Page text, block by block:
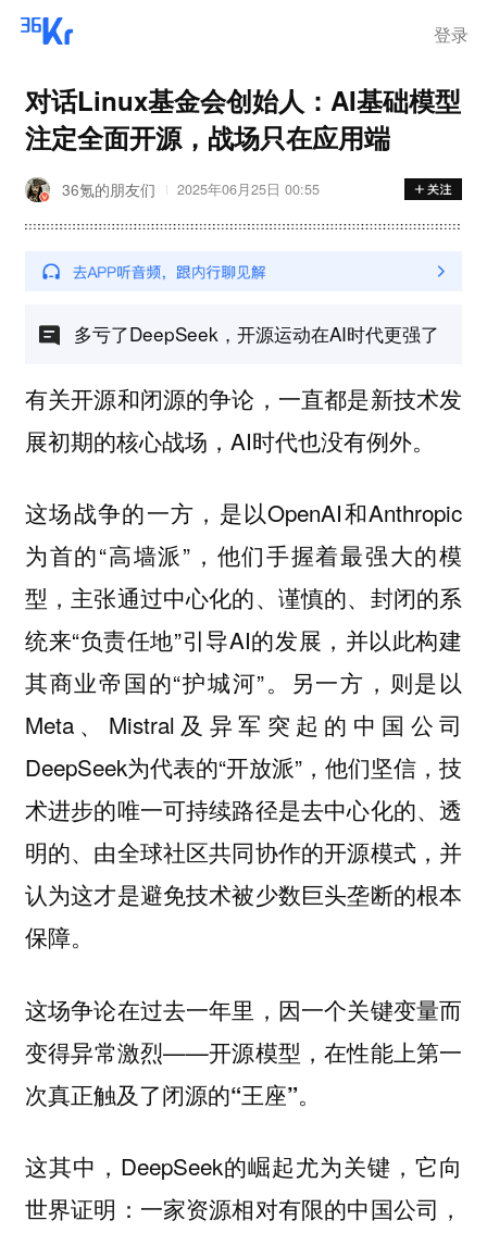
登录
对话Linux基金会创始人：AI基础模型
注定全面开源，战场只在应用端
36氪的朋友们 2025年06月25日 00:55
多亏了DeepSeek，开源运动在AI时代更强了
有关开源和闭源的争论，一直都是新技术发
展初期的核心战场，AI时代也没有例外。
这场战争的一方，是以OpenAI和Anthropic
为首的“高墙派”，他们手握着最强大的模
型，主张通过中心化的、谨慎的、封闭的系
统来“负责任地”引导AI的发展，并以此构建
其商业帝国的“护城河”。另一方，则是以
Meta、Mistral及异军突起的中国公司
DeepSeek为代表的“开放派”，他们坚信，技
术进步的唯一可持续路径是去中心化的、透
明的、由全球社区共同协作的开源模式，并
认为这才是避免技术被少数巨头垄断的根本
保障。
这场争论在过去一年里，因一个关键变量而
变得异常激烈——开源模型，在性能上第一
次真正触及了闭源的“王座”。
这其中，DeepSeek的崛起尤为关键，它向
世界证明：一家资源相对有限的中国公司，